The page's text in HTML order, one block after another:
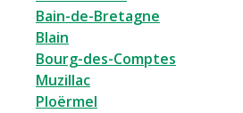
Bain-de-Bretagne
Blain
Bourg-des-Comptes
Muzillac
Ploërmel